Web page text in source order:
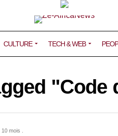
CULTURE TECH & WEB
"Code
10 mois .